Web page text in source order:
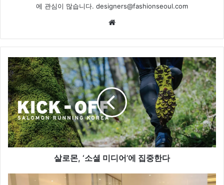
에 관심이 많습니다. designers@fashionseoul.com
te
살
로
몬
,
‘
소
셜
미
디
에
살로몬, ‘소셜 미디어’에 집중한다